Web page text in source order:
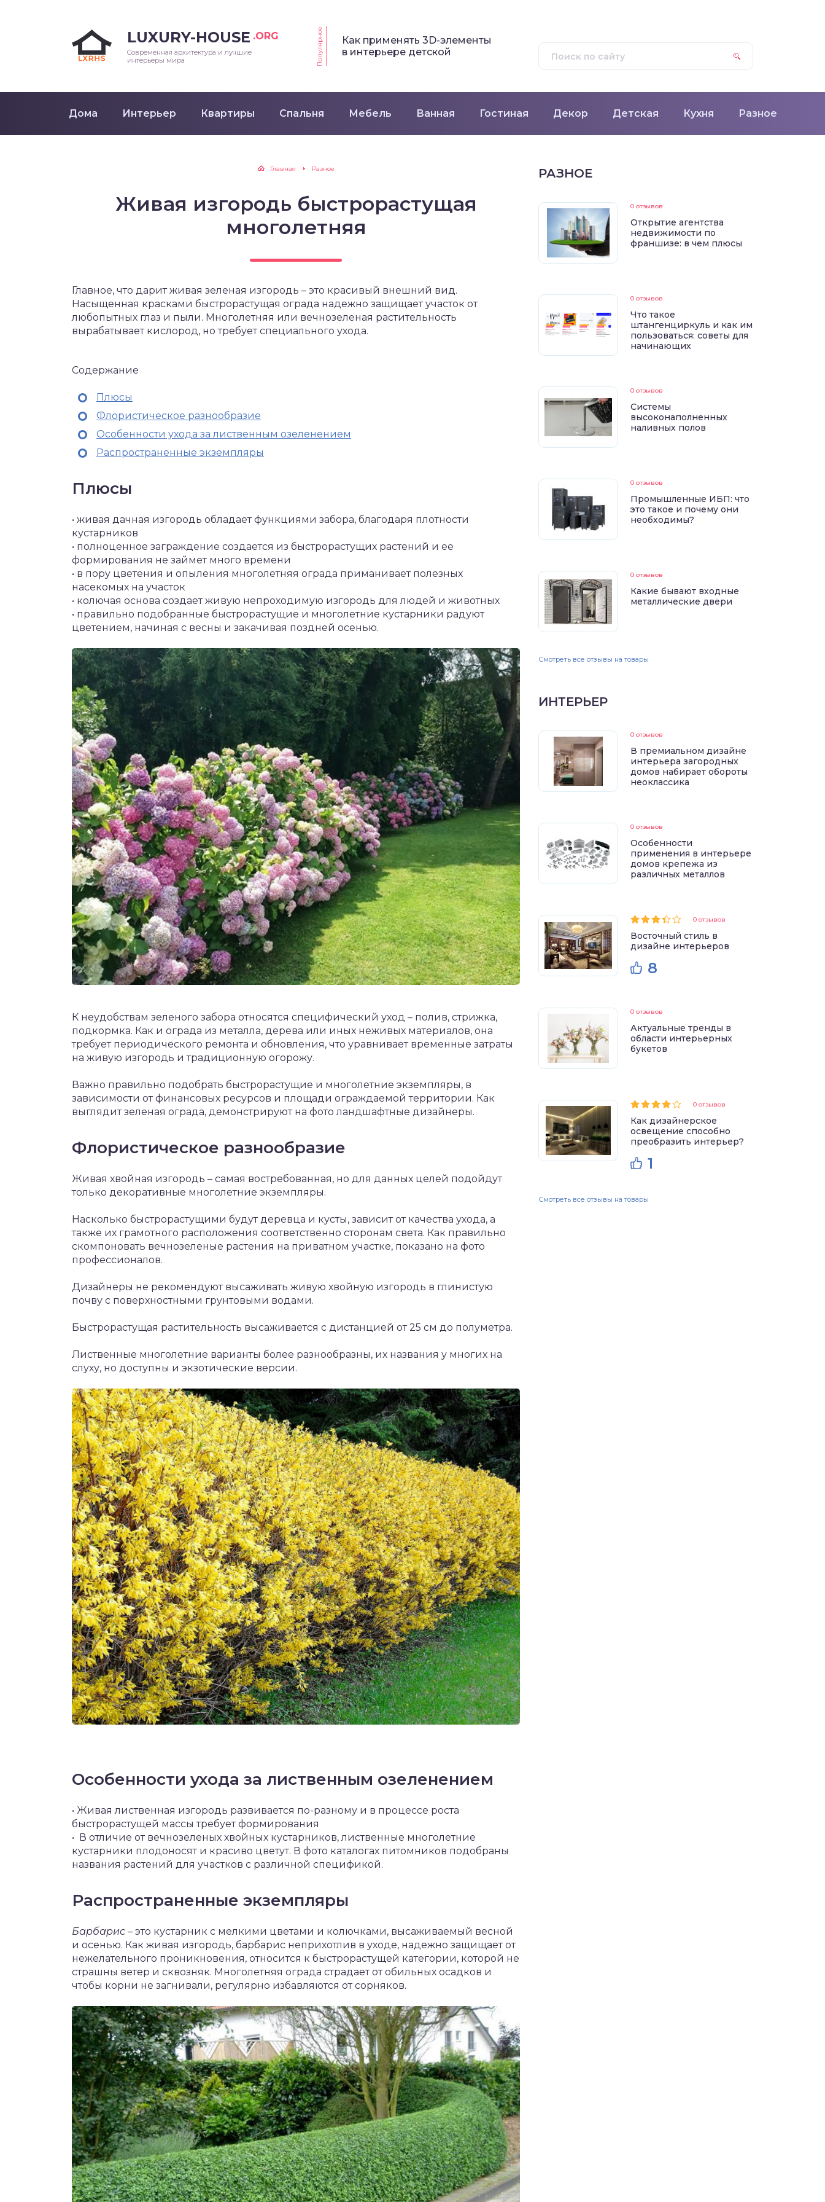
LUXURY-HOUSE .ORG
Современная архитектура и лучшие
интерьеры мира
Популярное
Как применять 3D-элементы
в интерьере детской
Дома Интерьер Квартиры Спальня Мебель Ванная Гостиная Декор Детская Кухня Разное
Главная Разное
Живая изгородь быстрорастущая
многолетняя
Главное, что дарит живая зеленая изгородь – это красивый внешний вид.
Насыщенная красками быстрорастущая ограда надежно защищает участок от
любопытных глаз и пыли. Многолетняя или вечнозеленая растительность
вырабатывает кислород, но требует специального ухода.
Содержание
Плюсы
Флористическое разнообразие
Особенности ухода за лиственным озеленением
Распространенные экземпляры
Плюсы
• живая дачная изгородь обладает функциями забора, благодаря плотности
кустарников
• полноценное заграждение создается из быстрорастущих растений и ее
формирования не займет много времени
• в пору цветения и опыления многолетняя ограда приманивает полезных
насекомых на участок
• колючая основа создает живую непроходимую изгородь для людей и животных
• правильно подобранные быстрорастущие и многолетние кустарники радуют
цветением, начиная с весны и закачивая поздней осенью.
К неудобствам зеленого забора относятся специфический уход – полив, стрижка,
подкормка. Как и ограда из металла, дерева или иных неживых материалов, она
требует периодического ремонта и обновления, что уравнивает временные затраты
на живую изгородь и традиционную огорожу.
Важно правильно подобрать быстрорастущие и многолетние экземпляры, в
зависимости от финансовых ресурсов и площади ограждаемой территории. Как
выглядит зеленая ограда, демонстрируют на фото ландшафтные дизайнеры.
Флористическое разнообразие
Живая хвойная изгородь – самая востребованная, но для данных целей подойдут
только декоративные многолетние экземпляры.
Насколько быстрорастущими будут деревца и кусты, зависит от качества ухода, а
также их грамотного расположения соответственно сторонам света. Как правильно
скомпоновать вечнозеленые растения на приватном участке, показано на фото
профессионалов.
Дизайнеры не рекомендуют высаживать живую хвойную изгородь в глинистую
почву с поверхностными грунтовыми водами.
Быстрорастущая растительность высаживается с дистанцией от 25 см до полуметра.
Лиственные многолетние варианты более разнообразны, их названия у многих на
слуху, но доступны и экзотические версии.
Особенности ухода за лиственным озеленением
• Живая лиственная изгородь развивается по-разному и в процессе роста
быстрорастущей массы требует формирования
• В отличие от вечнозеленых хвойных кустарников, лиственные многолетние
кустарники плодоносят и красиво цветут. В фото каталогах питомников подобраны
названия растений для участков с различной спецификой.
Распространенные экземпляры
Барбарис – это кустарник с мелкими цветами и колючками, высаживаемый весной
и осенью. Как живая изгородь, барбарис неприхотлив в уходе, надежно защищает от
нежелательного проникновения, относится к быстрорастущей категории, которой не
страшны ветер и сквозняк. Многолетняя ограда страдает от обильных осадков и
чтобы корни не загнивали, регулярно избавляются от сорняков.
РАЗНОЕ
0 отзывов
Открытие агентства
недвижимости по
франшизе: в чем плюсы
0 отзывов
Что такое
штангенциркуль и как им
пользоваться: советы для
начинающих
0 отзывов
Системы
высоконаполненных
наливных полов
0 отзывов
Промышленные ИБП: что
это такое и почему они
необходимы?
0 отзывов
Какие бывают входные
металлические двери
Смотреть все отзывы на товары
ИНТЕРЬЕР
0 отзывов
В премиальном дизайне
интерьера загородных
домов набирает обороты
неоклассика
0 отзывов
Особенности
применения в интерьере
домов крепежа из
различных металлов
0 отзывов
Восточный стиль в
дизайне интерьеров
8
0 отзывов
Актуальные тренды в
области интерьерных
букетов
0 отзывов
Как дизайнерское
освещение способно
преобразить интерьер?
1
Смотреть все отзывы на товары